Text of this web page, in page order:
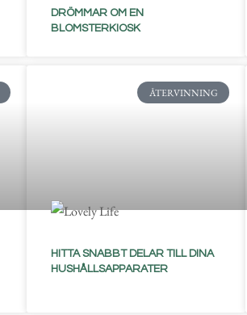
DRÖMMAR OM EN
BLOMSTERKIOSK
ÅTERVINNING
HITTA SNABBT DELAR TILL DINA
HUSHÅLLSAPPARATER